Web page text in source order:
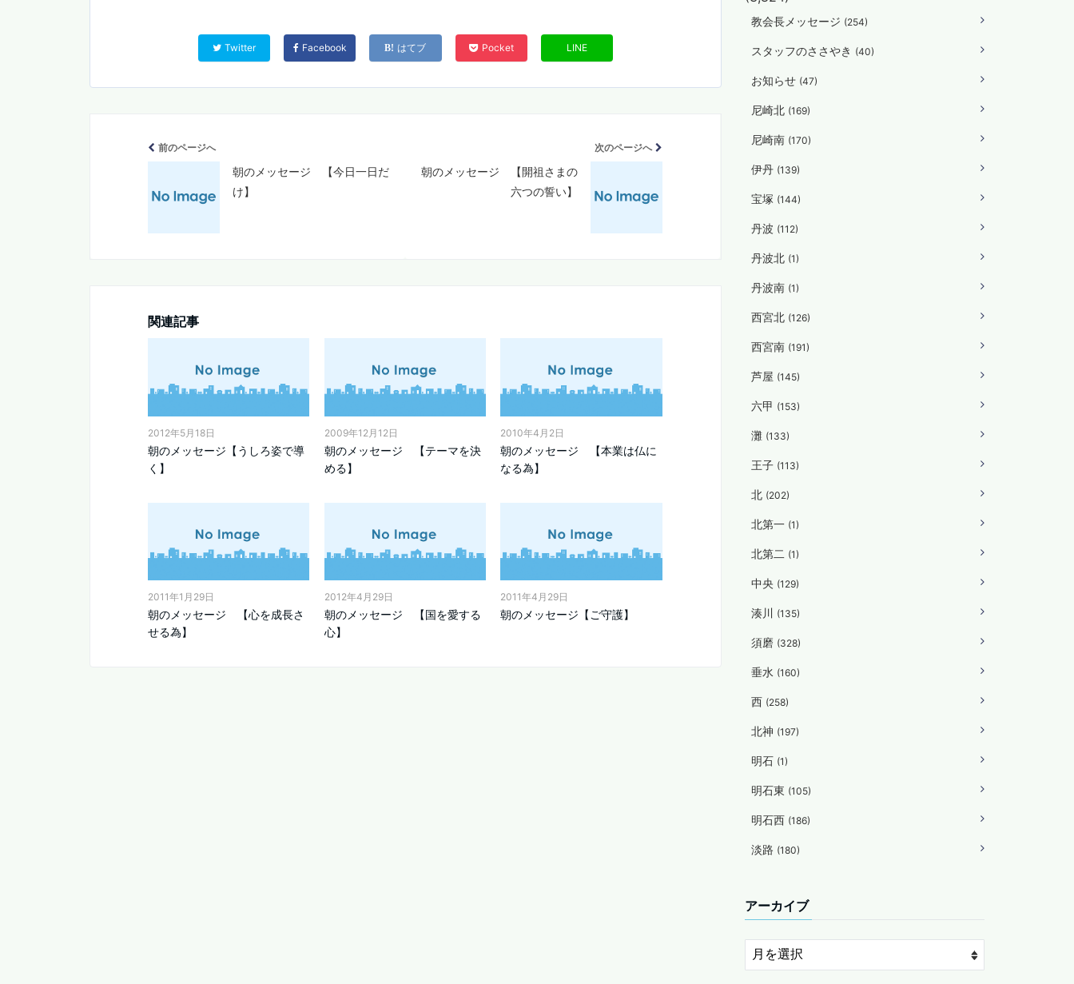
Twitter Facebook はてブ Pocket LINE
前のページへ
朝のメッセージ 【今日一日だ
け】
次のページへ
朝のメッセージ 【開祖さまの
六つの誓い】
関連記事
2012年5月18日
朝のメッセージ【うしろ姿で導
く】
2009年12月12日
朝のメッセージ 【テーマを決
める】
2010年4月2日
朝のメッセージ 【本業は仏に
なる為】
2011年1月29日
朝のメッセージ 【心を成長さ
せる為】
2012年4月29日
朝のメッセージ 【国を愛する
心】
2011年4月29日
朝のメッセージ【ご守護】
教会長メッセージ (254)
スタッフのささやき (40)
お知らせ (47)
尼崎北 (169)
尼崎南 (170)
伊丹 (139)
宝塚 (144)
丹波 (112)
丹波北 (1)
丹波南 (1)
西宮北 (126)
西宮南 (191)
芦屋 (145)
六甲 (153)
灘 (133)
王子 (113)
北 (202)
北第一 (1)
北第二 (1)
中央 (129)
湊川 (135)
須磨 (328)
垂水 (160)
西 (258)
北神 (197)
明石 (1)
明石東 (105)
明石西 (186)
淡路 (180)
アーカイブ